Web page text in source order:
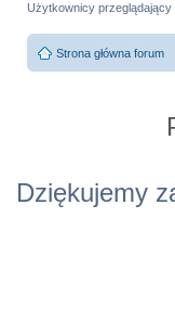
Użytkownicy przeglądający
Strona główna forum
Dziękujemy